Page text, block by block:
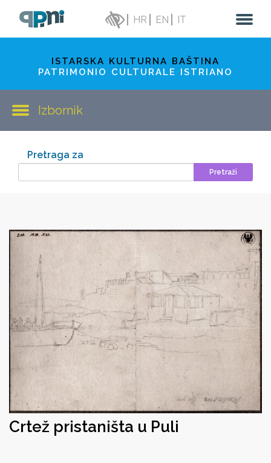
HR EN IT
ISTARSKA KULTURNA BAŠTINA
PATRIMONIO CULTURALE ISTRIANO
Izbornik
Pretraga za
Pretraži
Crtež pristaništa u Puli